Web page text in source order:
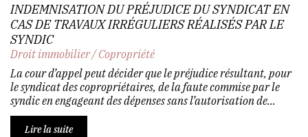
INDEMNISATION DU PRÉJUDICE DU SYNDICAT EN
CAS DE TRAVAUX IRRÉGULIERS RÉALISÉS PAR LE
SYNDIC
Droit immobilier/Copropriété
La cour d’appel peut décider que le préjudice résultant, pour
le syndicat des copropriétaires, de la faute commise par le
syndic en engageant des dépenses sans l’autorisation de...
Lire la suite